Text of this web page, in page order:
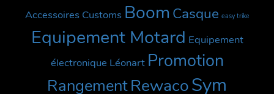
Accessoires Customs Boom Casque easy trike
Equipement Motard Equipement
électronique Léonart Promotion
RangementRewacoSym